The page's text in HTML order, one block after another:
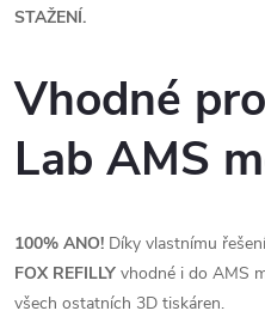
STAŽENÍ.
Vhodné
Lab AMS
100% ANO! Díky vlastnímu
FOX REFILLY vhodné i do AMS
všech ostatních 3D tiskáren.